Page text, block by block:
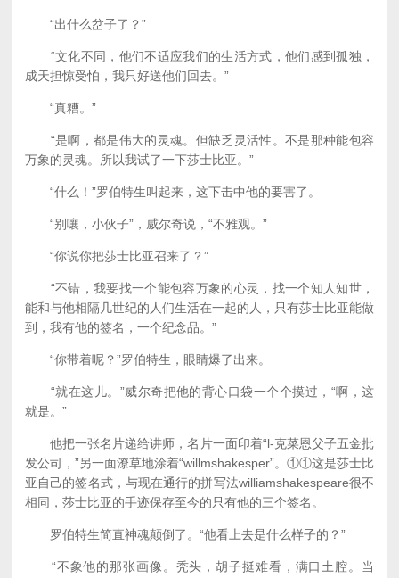
“出什么岔子了？”
“文化不同，他们不适应我们的生活方式，他们感到孤独，
成天担惊受怕，我只好送他们回去。”
“真糟。”
“是啊，都是伟大的灵魂。但缺乏灵活性。不是那种能包容
万象的灵魂。所以我试了一下莎士比亚。”
“什么！”罗伯特生叫起来，这下击中他的要害了。
“别嚷，小伙子”，威尔奇说，“不雅观。”
“你说你把莎士比亚召来了？”
“不错，我要找一个能包容万象的心灵，找一个知人知世，
能和与他相隔几世纪的人们生活在一起的人，只有莎士比亚能做
到，我有他的签名，一个纪念品。”
“你带着呢？”罗伯特生，眼睛爆了出来。
“就在这儿。”威尔奇把他的背心口袋一个个摸过，“啊，这
就是。”
他把一张名片递给讲师，名片一面印着“l-克菜恩父子五金批
发公司，”另一面潦草地涂着“willmshakesper”。①①这是莎士比
亚自己的签名式，与现在通行的拼写法williamshakespeare很不
相同，莎士比亚的手迹保存至今的只有他的三个签名。
罗伯特生简直神魂颠倒了。“他看上去是什么样子的？”
“不象他的那张画像。秃头，胡子挺难看，满口土腔。当